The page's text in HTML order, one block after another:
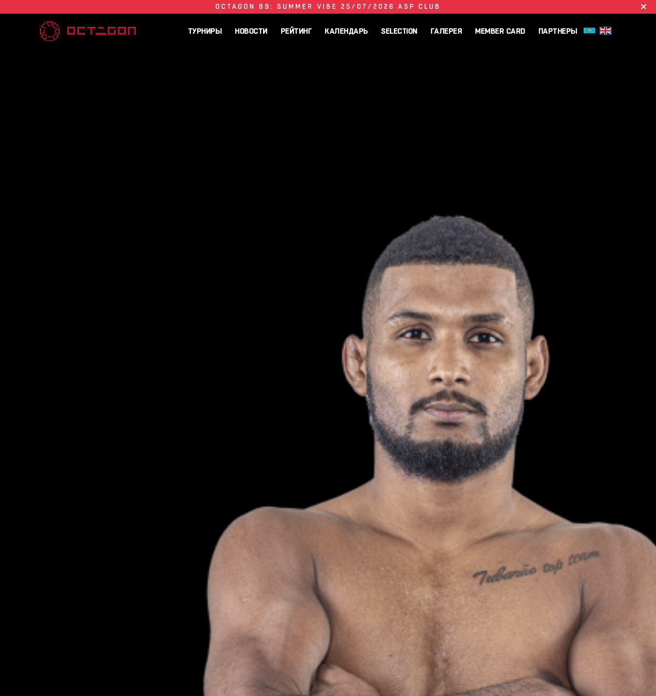
OCTAGON 89: SUMMER VIBE 25/07/2026 ASP CLUB
ТУРНИРЫ НОВОСТИ РЕЙТИНГ КАЛЕНДАРЬ SELECTION ГАЛЕРЕЯ MEMBER CARD ПАРТНЕРЫ